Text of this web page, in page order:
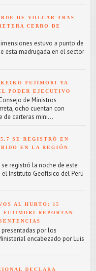
DE VOLCAR TRAS
CERRO DE
estuvo a punto de
esta madrugada en el sector
FUJIMORI YA
PODER EJECUTIVO
de Ministros
ocho cuentan con
de carteras mini...
SE REGISTRÓ EN
EN LA REGIÓN
registró la noche de este
Instituto Geofísico del Perú
AL HURTO: 15
REPORTAN
por los
encabezado por Luis
DECLARA